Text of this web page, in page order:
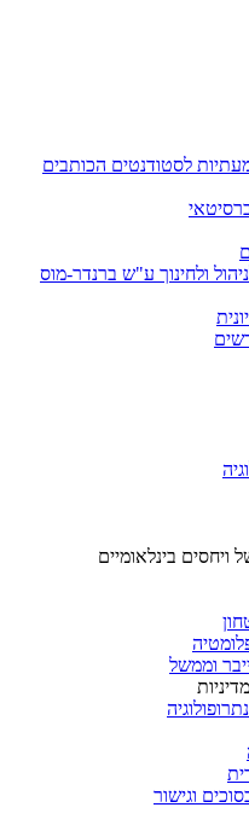
לסטודנטים הכותבים
ולחינוך ע"ש ברנדר-מוס
בינלאומיים
וממשל
וגישור